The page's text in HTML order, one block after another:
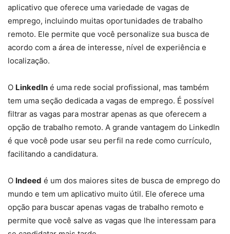
aplicativo que oferece uma variedade de vagas de
emprego, incluindo muitas oportunidades de trabalho
remoto. Ele permite que você personalize sua busca de
acordo com a área de interesse, nível de experiência e
localização.
O LinkedIn é uma rede social profissional, mas também
tem uma seção dedicada a vagas de emprego. É possível
filtrar as vagas para mostrar apenas as que oferecem a
opção de trabalho remoto. A grande vantagem do LinkedIn
é que você pode usar seu perfil na rede como currículo,
facilitando a candidatura.
O Indeed é um dos maiores sites de busca de emprego do
mundo e tem um aplicativo muito útil. Ele oferece uma
opção para buscar apenas vagas de trabalho remoto e
permite que você salve as vagas que lhe interessam para